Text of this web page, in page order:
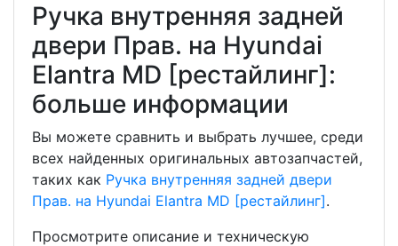
Ручка внутренняя задней
двери Прав. на Hyundai
Elantra MD [рестайлинг]:
больше информации
Вы можете сравнить и выбрать лучшее, среди
всех найденных оригинальных автозапчастей,
таких как Ручка внутренняя задней двери
Прав. на Hyundai Elantra MD [рестайлинг].
Просмотрите описание и техническую